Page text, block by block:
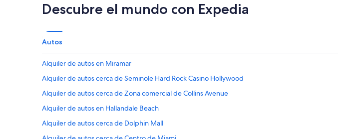
Descubre el mundo con Expedia
Autos
Alquiler de autos en Miramar
Alquiler de autos cerca de Seminole Hard Rock Casino Hollywood
Alquiler de autos cerca de Zona comercial de Collins Avenue
Alquiler de autos en Hallandale Beach
Alquiler de autos cerca de Dolphin Mall